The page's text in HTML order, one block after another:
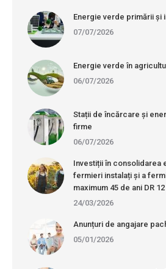
Energie verde primării și
07/07/2026
Energie verde în
06/07/2026
Stații de încărcare și
firme
06/07/2026
Investiții în consolidarea
fermieri instalați și a
maximum 45 de ani DR 12
24/03/2026
Anunțuri de angajare
05/01/2026